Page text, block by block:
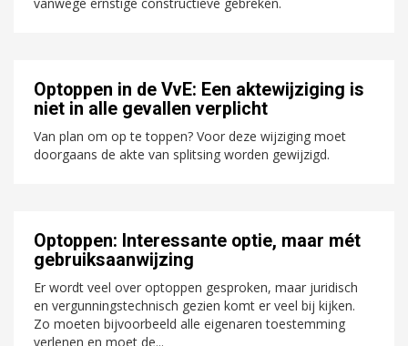
vanwege ernstige constructieve gebreken.
Optoppen in de VvE: Een aktewijziging is
niet in alle gevallen verplicht
Van plan om op te toppen? Voor deze wijziging moet
doorgaans de akte van splitsing worden gewijzigd.
Optoppen: Interessante optie, maar mét
gebruiksaanwijzing
Er wordt veel over optoppen gesproken, maar juridisch
en vergunningstechnisch gezien komt er veel bij kijken.
Zo moeten bijvoorbeeld alle eigenaren toestemming
verlenen en moet de...